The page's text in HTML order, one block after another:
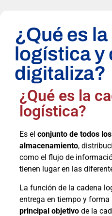
¿Qué es
logística y
digitaliza?
¿Qué es la
logística?
Es el conjunto de todos
almacenamiento,
como el flujo de
tienen lugar en las
La función de la cadena
entrega en tiempo y forma
principal objetivo de la